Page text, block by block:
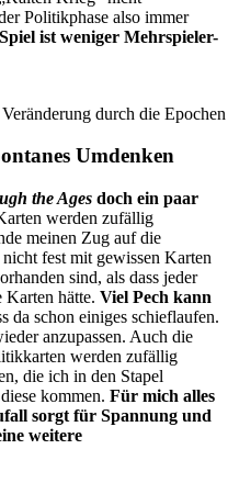
Politikphase also immer
Spiel ist weniger Mehrspieler-
durch die Epochen
Umdenken
the Ages doch ein paar
werden zufällig
meinen Zug auf die
fest mit gewissen Karten
sind, als dass jeder
Karten hätte. Viel Pech kann
da schon einiges schieflaufen.
anzupassen. Auch die
werden zufällig
die ich in den Stapel
kommen. Für mich alles
sorgt für Spannung und
weitere